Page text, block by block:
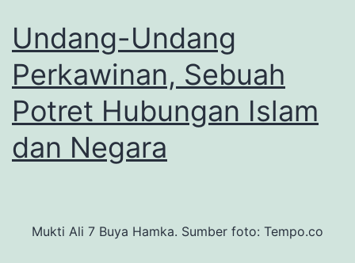
Undang-Undang
Perkawinan, Sebuah
Potret Hubungan Islam
dan Negara
Mukti Ali 7 Buya Hamka. Sumber foto: Tempo.co